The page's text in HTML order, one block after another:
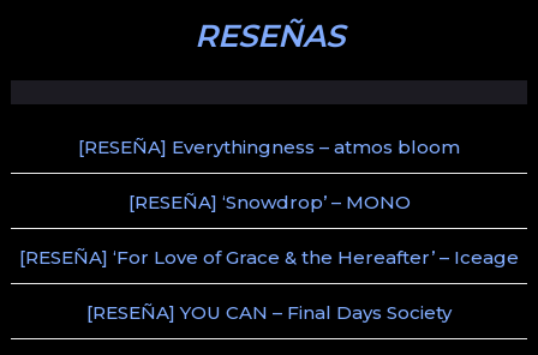
RESEÑAS
[RESEÑA] Everythingness – atmos bloom
[RESEÑA] ‘Snowdrop’ – MONO
[RESEÑA] ‘For Love of Grace & the Hereafter’ – Iceage
[RESEÑA] YOU CAN – Final Days Society